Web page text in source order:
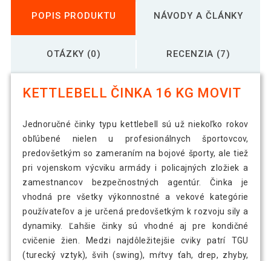
Kettlebell činka 3 kg MOVIT 11,19 €
Kettlebell činka 5 kg MOVIT 14,99 €
Kettlebell činka 8 kg MOVIT 21,99 €
POPIS PRODUKTU NÁVODY A ČLÁNKY
OTÁZKY (0) RECENZIA (7)
KETTLEBELL ČINKA 16 KG MOVIT
Jednoručné činky typu kettlebell sú už niekoľko rokov
obľúbené nielen u profesionálnych športovcov,
predovšetkým so zameraním na bojové športy, ale tiež
pri vojenskom výcviku armády i policajných zložiek a
zamestnancov bezpečnostných agentúr. Činka je
vhodná pre všetky výkonnostné a vekové kategórie
používateľov a je určená predovšetkým k rozvoju sily a
dynamiky. Ľahšie činky sú vhodné aj pre kondičné
cvičenie žien. Medzi najdôležitejšie cviky patrí TGU
(turecký vztyk), švih (swing), mŕtvy ťah, drep, zhyby,